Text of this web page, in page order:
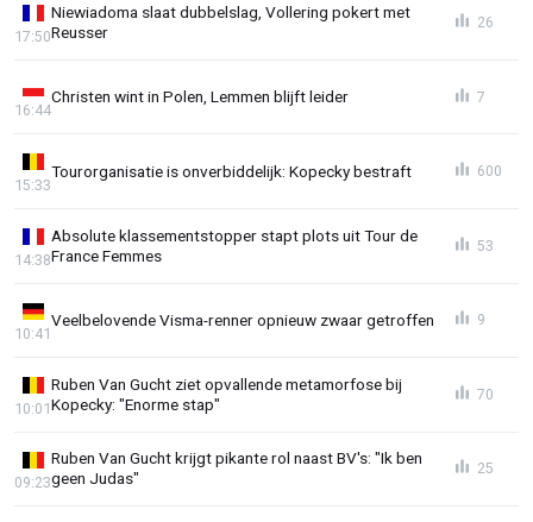
Niewiadoma slaat dubbelslag, Vollering pokert met
Reusser
17:50
26
Christen wint in Polen, Lemmen blijft leider
16:44
7
Tourorganisatie is onverbiddelijk: Kopecky bestraft
15:33
600
Absolute klassementstopper stapt plots uit Tour de
France Femmes
14:38
53
Veelbelovende Visma-renner opnieuw zwaar getroffen
10:41
9
Ruben Van Gucht ziet opvallende metamorfose bij
Kopecky: "Enorme stap"
10:01
70
Ruben Van Gucht krijgt pikante rol naast BV's: "Ik ben
geen Judas"
09:23
25